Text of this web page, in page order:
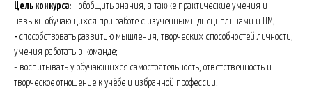
Цель конкурса: - обобщить знания, а также практические умения и
навыки обучающихся при работе с изученными дисциплинами и ПМ;
- способствовать развитию мышления, творческих способностей личности,
умения работать в команде;
- воспитывать у обучающихся самостоятельность, ответственность и
творческое отношение к учёбе и избранной профессии.